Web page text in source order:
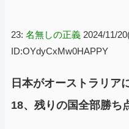
23: 名無しの正義 2024/11/
ID:OYdyCxMw0HAPPY
日本がオーストラリア
18、残りの国全部勝ち